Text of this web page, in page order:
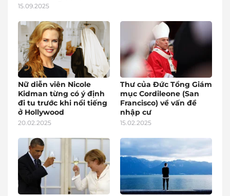
15.09.2025
Nữ diễn viên Nicole
Kidman từng có ý định
đi tu trước khi nổi tiếng
ở Hollywood
20.02.2025
Thư của Đức Tổng Giám
mục Cordileone (San
Francisco) về vấn đề
nhập cư
15.02.2025